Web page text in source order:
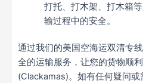
打托、打木架、打木箱
输过程中的安全。
通过我们的美国空海运双清专
全的运输服务，让您的货物顺
(Clackamas)。如有任何疑问